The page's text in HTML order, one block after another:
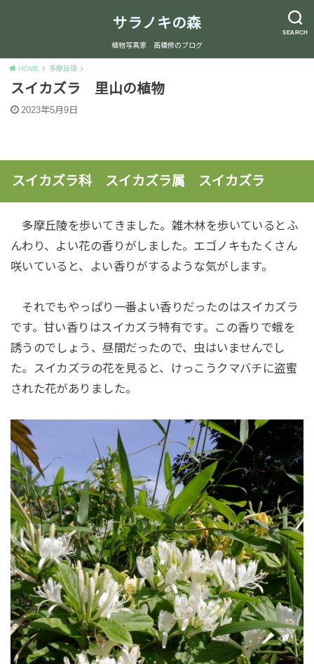
SEARCH
サラノキの森
植物写真家 高橋修のブログ
HOME 多摩丘陵
スイカズラ 里山の植物
2023年5月9日
スイカズラ科 スイカズラ属 スイカズラ
多摩丘陵を歩いてきました。雑木林を歩いているとふ
んわり、よい花の香りがしました。エゴノキもたくさん
咲いていると、よい香りがするような気がします。
それでもやっぱり一番よい香りだったのはスイカズラ
です。甘い香りはスイカズラ特有です。この香りで蛾を
誘うのでしょう、昼間だったので、虫はいませんでし
た。スイカズラの花を見ると、けっこうクマバチに盗蜜
された花がありました。